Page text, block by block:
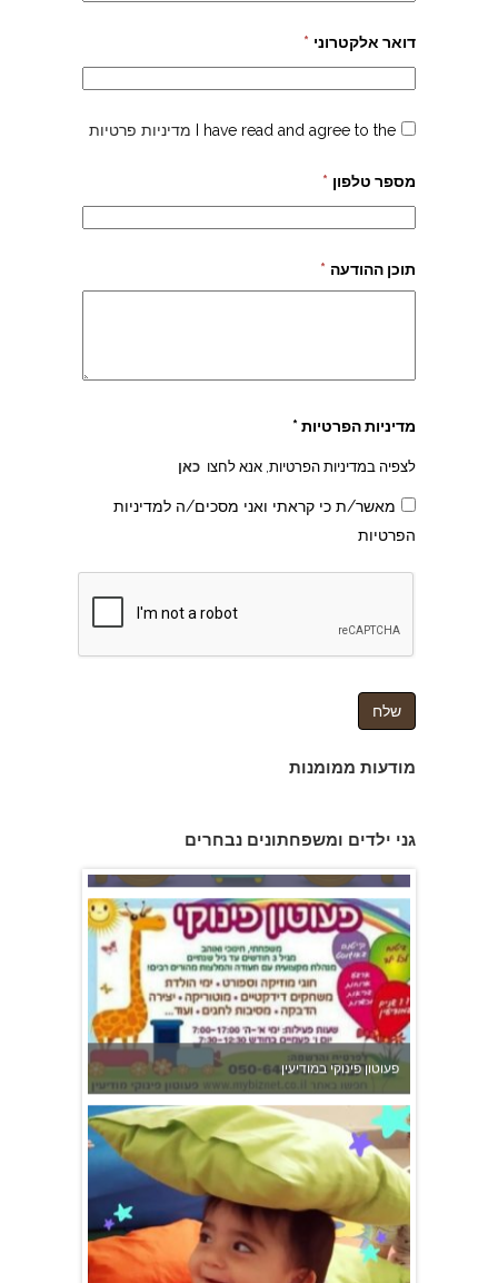
דואר אלקטרוני *
I have read and agree to the מדיניות פרטיות
מספר טלפון *
תוכן ההודעה *
מדיניות הפרטיות *
לצפיה במדיניות הפרטיות, אנא לחצו כאן
מאשר/ת כי קראתי ואני מסכים/ה למדיניות
הפרטיות
מודעות ממומנות
גני ילדים ומשפחתונים נבחרים
משפחתון ופעוטון ילנה במערב ראשון לציון
פעוטון פינוקי במודיעין